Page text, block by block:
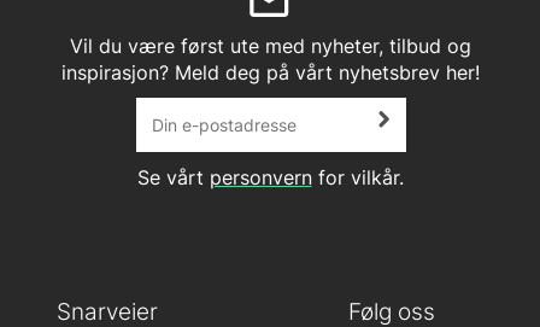
Vil du være først ute med nyheter, tilbud og
inspirasjon? Meld deg på vårt nyhetsbrev her!
Se vårt personvernfor vilkår.
Følg oss
Snarveier